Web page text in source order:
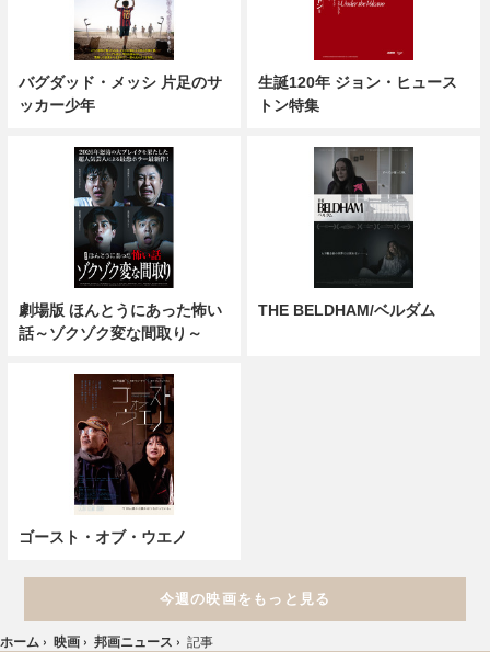
バグダッド・メッシ 片足のサ
ッカー少年
生誕120年 ジョン・ヒュース
トン特集
劇場版 ほんとうにあった怖い
話～ゾクゾク変な間取り～
THE BELDHAM/ベルダム
ゴースト・オブ・ウエノ
今週の映画をもっと見る
ホーム › 映画 › 邦画ニュース › 記事